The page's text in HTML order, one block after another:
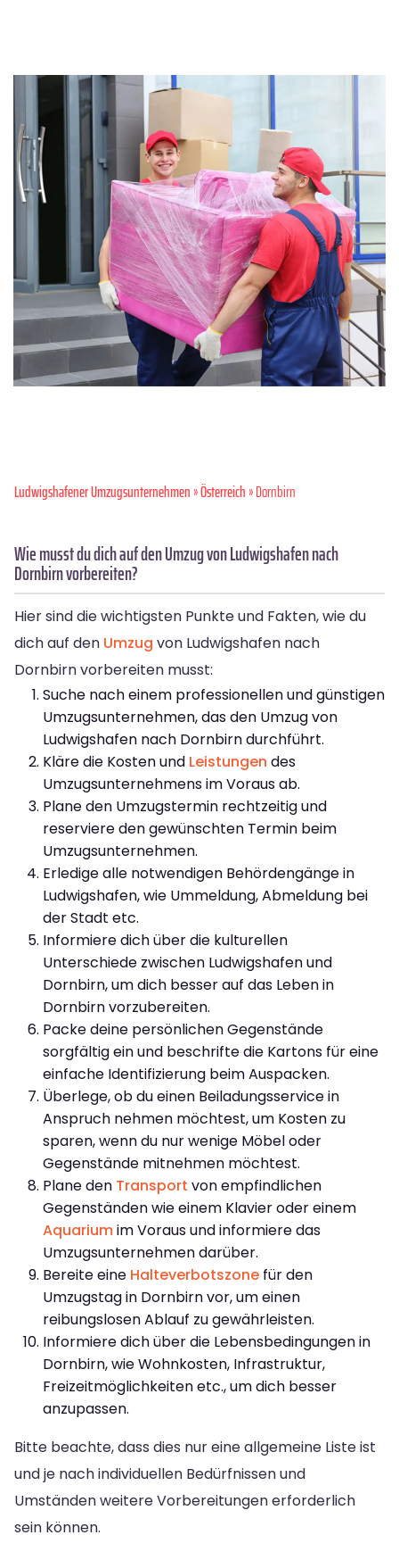
Ludwigshafener Umzugsunternehmen»Österreich» Dornbirn
Wie musst du dich auf den Umzug von Ludwigshafen nach
Dornbirn vorbereiten?
Hier sind die wichtigsten Punkte und Fakten, wie du
dich auf den Umzug von Ludwigshafen nach
Dornbirn vorbereiten musst:
Suche nach einem professionellen und günstigen
Umzugsunternehmen, das den Umzug von
Ludwigshafen nach Dornbirn durchführt.
Kläre die Kosten und Leistungen des
Umzugsunternehmens im Voraus ab.
Plane den Umzugstermin rechtzeitig und
reserviere den gewünschten Termin beim
Umzugsunternehmen.
Erledige alle notwendigen Behördengänge in
Ludwigshafen, wie Ummeldung, Abmeldung bei
der Stadt etc.
Informiere dich über die kulturellen
Unterschiede zwischen Ludwigshafen und
Dornbirn, um dich besser auf das Leben in
Dornbirn vorzubereiten.
Packe deine persönlichen Gegenstände
sorgfältig ein und beschrifte die Kartons für eine
einfache Identifizierung beim Auspacken.
Überlege, ob du einen Beiladungsservice in
Anspruch nehmen möchtest, um Kosten zu
sparen, wenn du nur wenige Möbel oder
Gegenstände mitnehmen möchtest.
Plane den Transport von empfindlichen
Gegenständen wie einem Klavier oder einem
Aquariumim Voraus und informiere das
Umzugsunternehmen darüber.
Bereite eine Halteverbotszone für den
Umzugstag in Dornbirn vor, um einen
reibungslosen Ablauf zu gewährleisten.
Informiere dich über die Lebensbedingungen in
Dornbirn, wie Wohnkosten, Infrastruktur,
Freizeitmöglichkeiten etc., um dich besser
anzupassen.
Bitte beachte, dass dies nur eine allgemeine Liste ist
und je nach individuellen Bedürfnissen und
Umständen weitere Vorbereitungen erforderlich
sein können.